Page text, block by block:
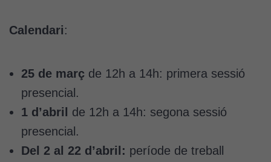
Calendari:
25 de març de 12h a 14h: primera sessió
presencial.
1 d’abril de 12h a 14h: segona sessió
presencial.
Del 2 al 22 d’abril: període de treball